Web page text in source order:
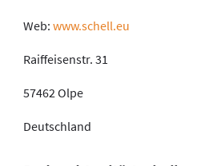
Web: www.schell.eu
Raiffeisenstr. 31
57462 Olpe
Deutschland